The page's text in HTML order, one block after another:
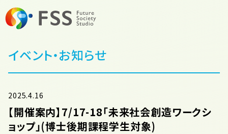
イベント・お知らせ
2025.4.16
【開催案内】7/17-18「未来社会創造ワークシ
ョップ」(博士後期課程学生対象)